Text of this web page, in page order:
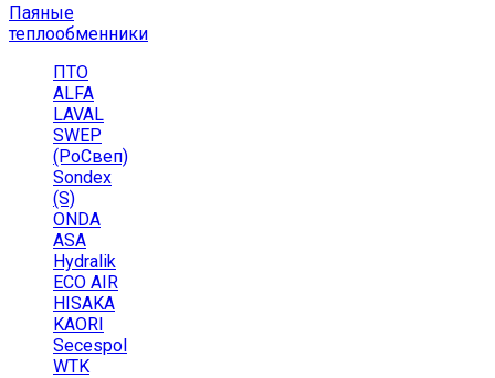
Паяные
теплообменники
ПТО
ALFA
LAVAL
SWEP
(РоСвеп)
Sondex
(S)
ONDA
ASA
Hydralik
ECO AIR
HISAKA
KAORI
Secespol
WTK